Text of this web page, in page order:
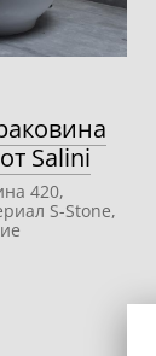
Salini
420,
S-Stone,